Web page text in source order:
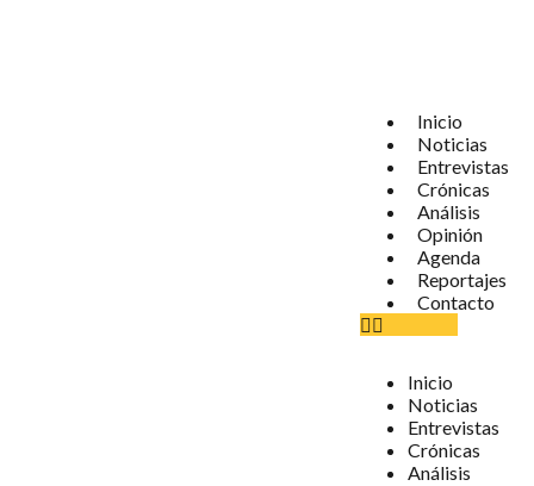
Inicio
Noticias
Entrevistas
Crónicas
Análisis
Opinión
Agenda
Reportajes
Contacto
Inicio
Noticias
Entrevistas
Crónicas
Análisis